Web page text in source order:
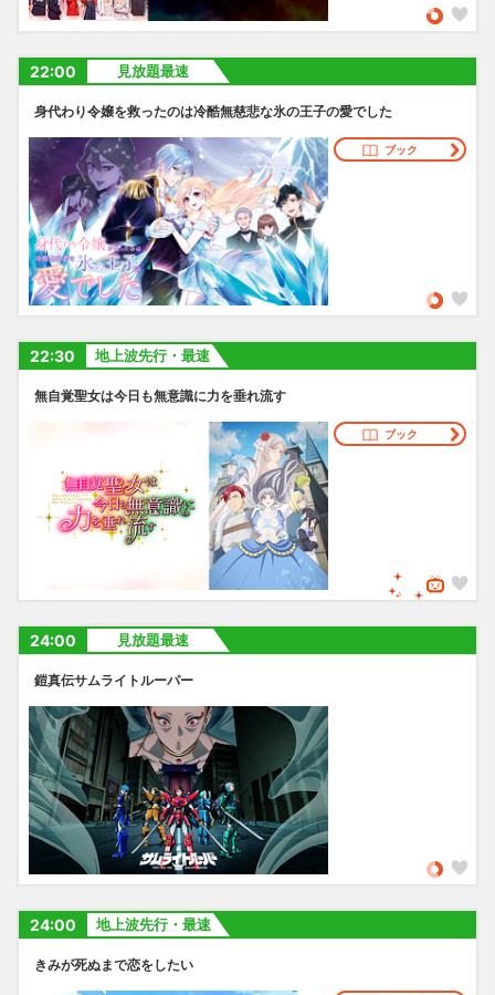
22:00 見放題最速
身代わり令嬢を救ったのは冷酷無慈悲な氷の王子の愛でした
ブック
22:30 地上波先行・最速
無自覚聖女は今日も無意識に力を垂れ流す
ブック
24:00 見放題最速
鎧真伝サムライトルーパー
24:00 地上波先行・最速
きみが死ぬまで恋をしたい